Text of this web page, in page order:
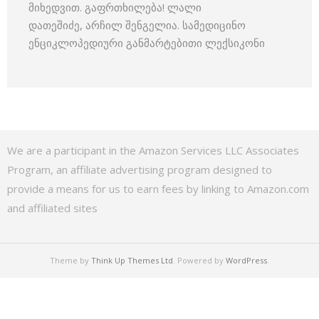
მიხედვით. გაფრთხილება! ლალი
დათეშიძე, არჩილ შენგელია. სამედიცინო
ენციკლოპედიური განმარტებითი ლექსიკონი
We are a participant in the Amazon Services LLC Associates
Program, an affiliate advertising program designed to
provide a means for us to earn fees by linking to Amazon.com
and affiliated sites
Theme by Think Up Themes Ltd. Powered by WordPress.